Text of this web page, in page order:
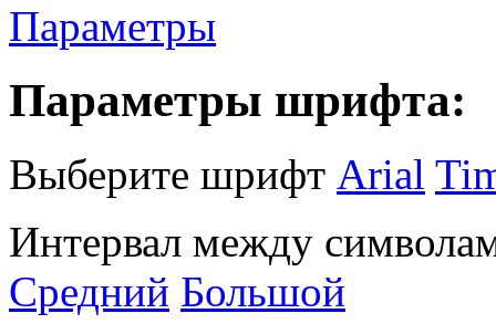
Параметры
Параметры шрифта:
Выберите шрифт Arial
Интервал между
Средний Большой